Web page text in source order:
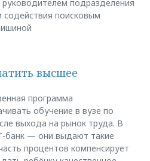
подразделения
содействия поисковым
высшее
программа
обучение в вузе по
выхода на рынок труда. В
банк — они выдают такие
процентов компенсирует